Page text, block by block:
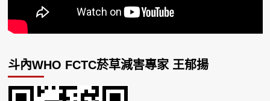
斗內WHO FCTC菸草減害專家 王郁揚